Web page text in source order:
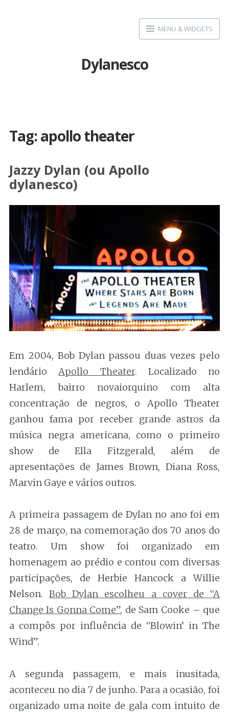
MENU & WIDGETS
Dylanesco
Tag:apollo theater
Jazzy Dylan (ou Apollo
dylanesco)
Em 2004, Bob Dylan passou duas vezes pelo
lendárioApollo Theater. Localizado no
Harlem, bairro novaiorquino com alta
concentração de negros, o Apollo Theater
ganhou fama por receber grande astros da
música negra americana, como o primeiro
show de Ella Fitzgerald, além de
apresentações de James Brown, Diana Ross,
Marvin Gaye e vários outros.
A primeira passagem de Dylan no ano foi em
28 de março, na comemoração dos 70 anos do
teatro. Um show foi organizado em
homenagem ao prédio e contou com diversas
participações, de Herbie Hancock a Willie
Nelson.Bob Dylan escolheu a cover de “A
Change Is Gonna Come”, de Sam Cooke – que
a compôs por influência de “Blowin’ in The
Wind”.
A segunda passagem, e mais inusitada,
aconteceu no dia 7 de junho. Para a ocasião, foi
organizado uma noite de gala com intuito de